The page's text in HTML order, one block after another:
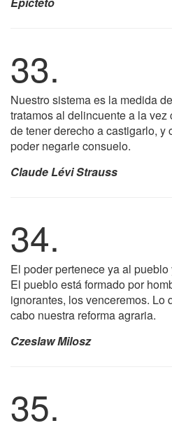
33.
Nuestro sistema es la medida
tratamos al delincuente a la
de tener derecho a castigarlo, y
poder negarle consuelo.
Claude Lévi Strauss
34.
El poder pertenece ya al
El pueblo está formado por
ignorantes, los venceremos. Lo
cabo nuestra reforma agraria.
Czeslaw Milosz
35.